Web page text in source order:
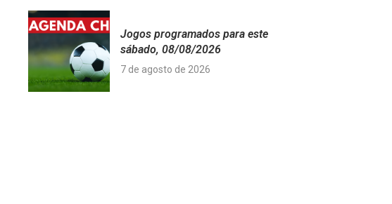
Jogos programados para este
sábado, 08/08/2026
7 de agosto de 2026